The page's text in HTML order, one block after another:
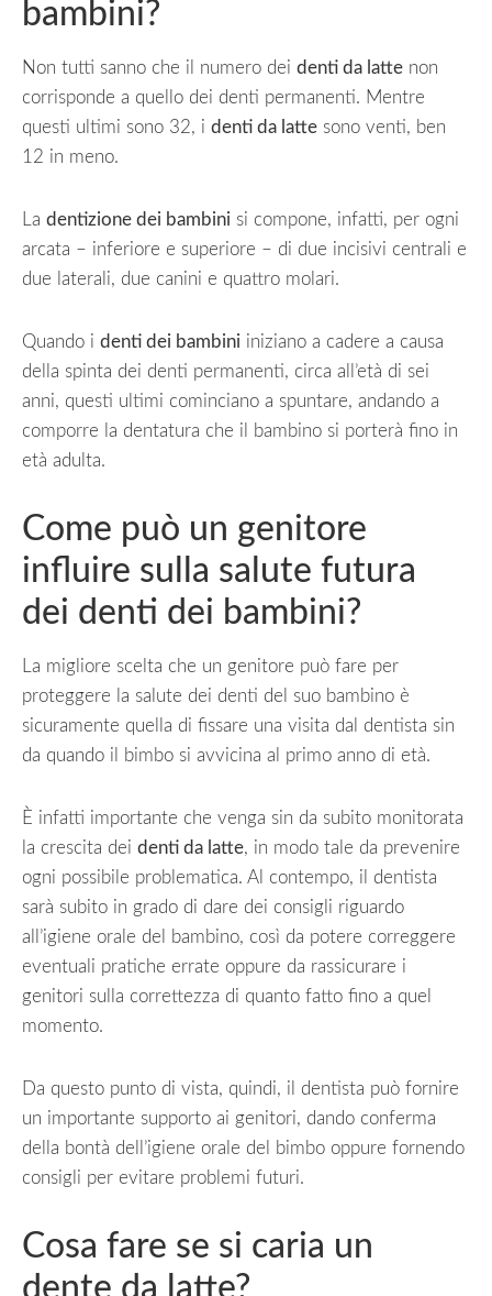
bambini?
Non tutti sanno che il numero dei denti da latte non
corrisponde a quello dei denti permanenti. Mentre
questi ultimi sono 32, i denti da latte sono venti, ben
12 in meno.
La dentizione dei bambini si compone, infatti, per ogni
arcata – inferiore e superiore – di due incisivi centrali e
due laterali, due canini e quattro molari.
Quando i denti dei bambini iniziano a cadere a causa
della spinta dei denti permanenti, circa all’età di sei
anni, questi ultimi cominciano a spuntare, andando a
comporre la dentatura che il bambino si porterà fino in
età adulta.
Come può un genitore
influire sulla salute futura
dei denti dei bambini?
La migliore scelta che un genitore può fare per
proteggere la salute dei denti del suo bambino è
sicuramente quella di fissare una visita dal dentista sin
da quando il bimbo si avvicina al primo anno di età.
È infatti importante che venga sin da subito monitorata
la crescita dei denti da latte, in modo tale da prevenire
ogni possibile problematica. Al contempo, il dentista
sarà subito in grado di dare dei consigli riguardo
all’igiene orale del bambino, così da potere correggere
eventuali pratiche errate oppure da rassicurare i
genitori sulla correttezza di quanto fatto fino a quel
momento.
Da questo punto di vista, quindi, il dentista può fornire
un importante supporto ai genitori, dando conferma
della bontà dell’igiene orale del bimbo oppure fornendo
consigli per evitare problemi futuri.
Cosa fare se si caria un
dente da latte?